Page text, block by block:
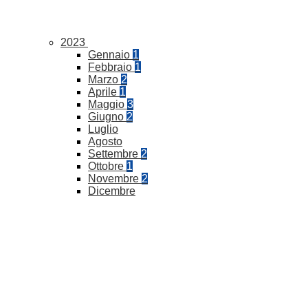
2023
Gennaio 1
Febbraio 1
Marzo 2
Aprile 1
Maggio 3
Giugno 2
Luglio
Agosto
Settembre 2
Ottobre 1
Novembre 2
Dicembre